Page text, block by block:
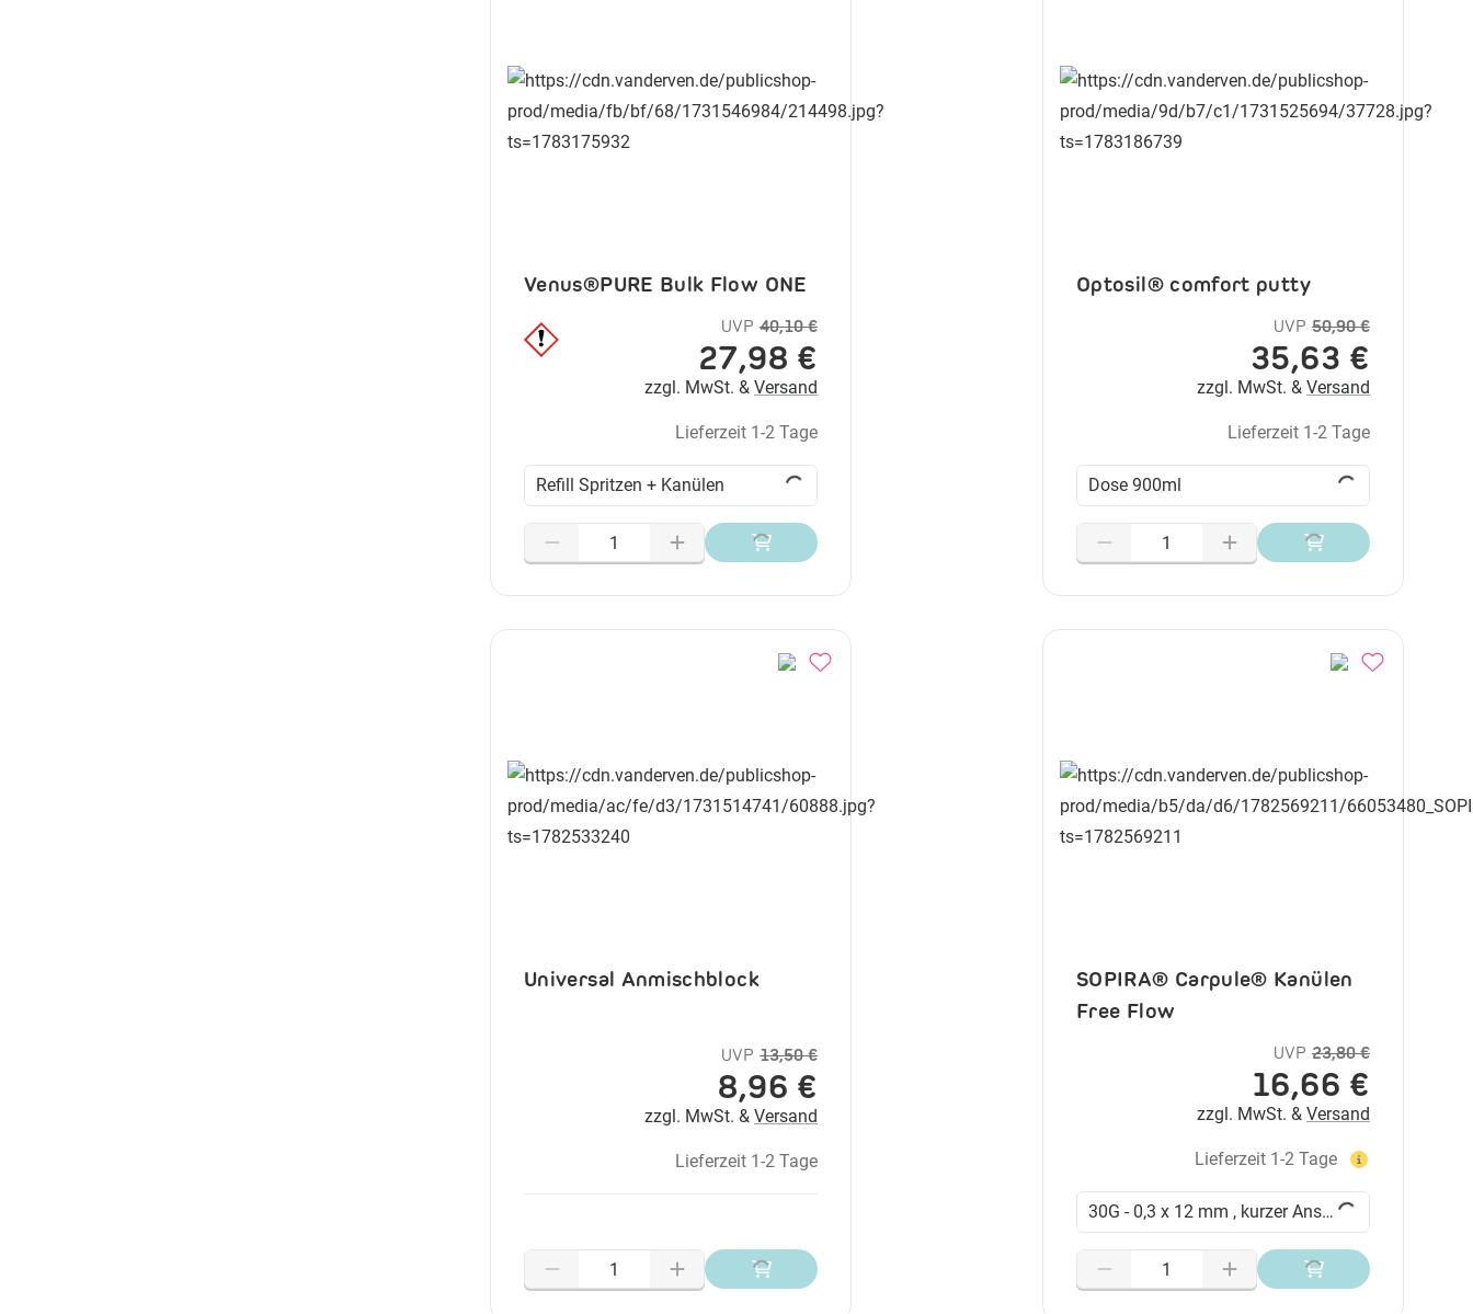
Venus®PURE Bulk Flow ONE
UVP 40,10 €
27,98 €
zzgl. MwSt. & Versand
Lieferzeit 1-2 Tage
Refill Spritzen + Kanülen
Optosil® comfort putty
UVP 50,90 €
35,63 €
zzgl. MwSt. & Versand
Lieferzeit 1-2 Tage
Dose 900ml
Universal Anmischblock
UVP 13,50 €
8,96 €
zzgl. MwSt. & Versand
Lieferzeit 1-2 Tage
SOPIRA® Carpule® Kanülen
Free Flow
UVP 23,80 €
16,66 €
zzgl. MwSt. & Versand
Lieferzeit 1-2 Tage
30G - 0,3 x 12 mm , kurzer Anschliff